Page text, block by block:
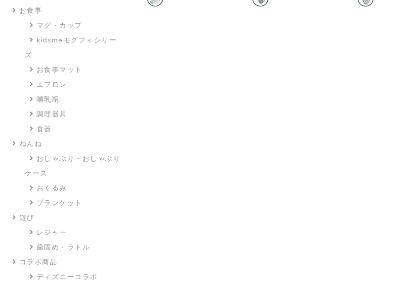
お食事
マグ・カップ
kidsmeモグフィシリー
ズ
お食事マット
エプロン
哺乳瓶
調理器具
食器
ねんね
おしゃぶり・おしゃぶり
ケース
おくるみ
ブランケット
遊び
レジャー
歯固め・ラトル
コラボ商品
ディズニーコラボ